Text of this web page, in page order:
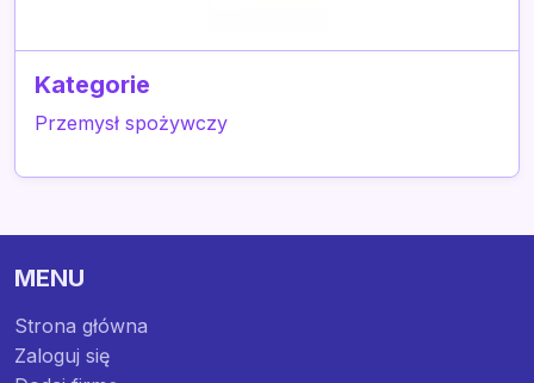
Kategorie
Przemysł spożywczy
MENU
Strona główna
Zaloguj się